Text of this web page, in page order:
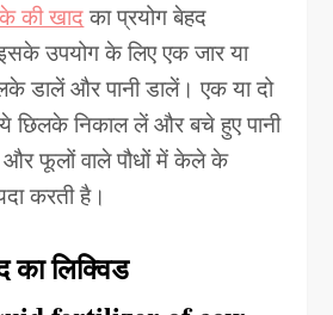
की खादका प्रयोग बेहद
उपयोग के लिए एक जार या
डालें और पानी डालें। एक या दो
छिलके निकाल लें और बचे हुए पानी
फूलों वाले पौधों में केले के
करती है।
का लिक्विड